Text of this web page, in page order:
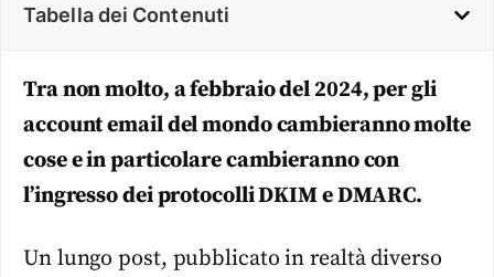
Tabella dei Contenuti
Tra non molto, a febbraio del 2024, per gli
account email del mondo cambieranno molte
cose e in particolare cambieranno con
l’ingresso dei protocolli DKIM e DMARC.
Un lungo post, pubblicato in realtà diverso